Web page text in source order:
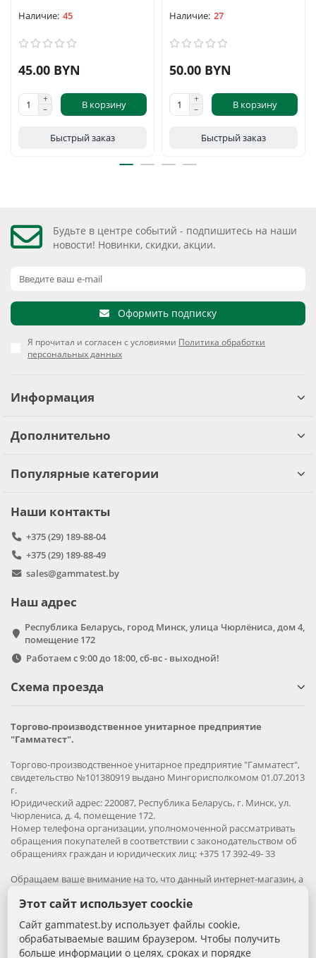
45
45.00 BYN
В корзину
Быстрый заказ
27
50.00 BYN
В корзину
Быстрый заказ
Будьте в центре событий - подпишитесь на наши
новости! Новинки, скидки, акции.
Оформить подписку
Я прочитал и согласен с условиями Политика обработки
персональных данных
Информация
Дополнительно
Популярные категории
Наши контакты
+375 (29) 189-88-04
+375 (29) 189-88-49
sales@gammatest.by
Наш адрес
Республика Беларусь, город Минск, улица Чюрлёниса, дом 4,
помещение 172
Работаем с 9:00 до 18:00, сб-вс - выходной!
Схема проезда
Торгово-производственное унитарное предприятие
"Гамматест".
Торгово-производственное унитарное предприятие "Гамматест",
свидетельство №101380919 выдано Мингорисполкомом 01.07.2013
г.
Юридический адрес: 220087, Республика Беларусь, г. Минск, ул.
Чюрлениса, д. 4, помещение 172.
Номер телефона организации, уполномоченной рассматривать
обращения покупателей в соответствии с законодательством об
обращениях граждан и юридических лиц: +375 17 392-49- 33
Обращаем ваше внимание на то, что данный интернет-магазин, а
нём, носит исключительно информационный характер и ни при
Вся информация на сайте – собственность интернет-магазина
gammatest.by. Все права защищены.
Этот сайт использует coockie
Сайт gammatest.by использует файлы cookie,
обрабатываемые вашим браузером. Чтобы получить
больше информации о целях, сроках и порядке